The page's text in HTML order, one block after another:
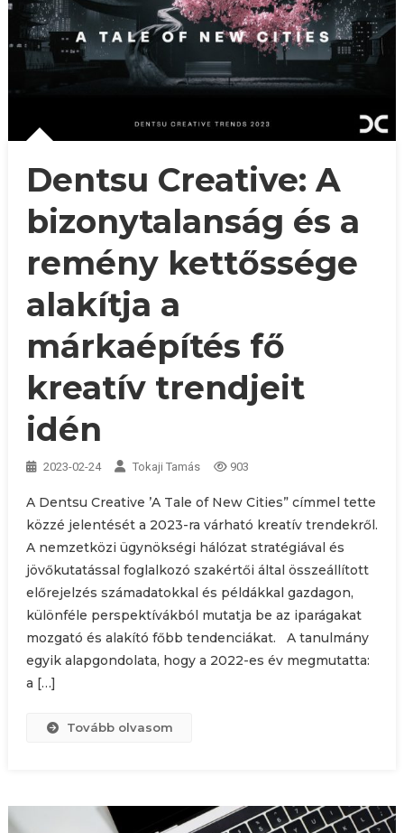
Dentsu Creative: A
bizonytalanság és a
remény kettőssége
alakítja a
márkaépítés fő
kreatív trendjeit
idén
2023-02-24 Tokaji Tamás 903
A Dentsu Creative ’A Tale of New Cities” címmel tette
közzé jelentését a 2023-ra várható kreatív trendekről.
A nemzetközi ügynökségi hálózat stratégiával és
jövőkutatással foglalkozó szakértői által összeállított
előrejelzés számadatokkal és példákkal gazdagon,
különféle perspektívákból mutatja be az iparágakat
mozgató és alakító főbb tendenciákat. A tanulmány
egyik alapgondolata, hogy a 2022-es év megmutatta:
a […]
Tovább olvasom